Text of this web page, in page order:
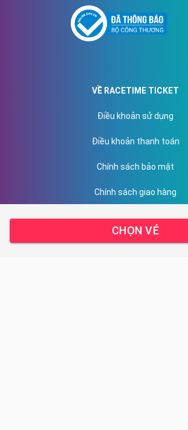
CHỌN VÉ
VỀ RACETIME TICKET
Điều khoản sử dụng
Điều khoản thanh toán
Chính sách bảo mật
Chính sách giao hàng
Hướng dẫn thanh toán